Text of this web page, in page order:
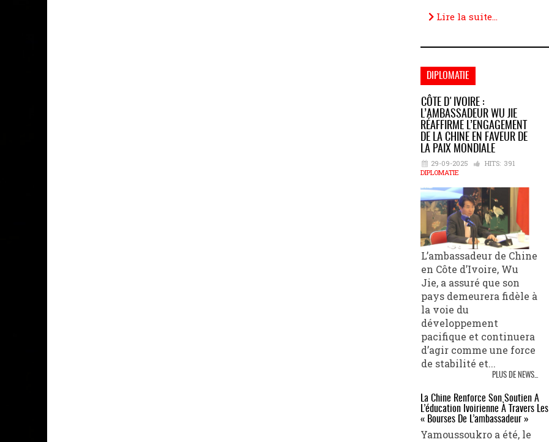
Lire la suite...
DIPLOMATIE
CÔTE D'IVOIRE :
L’AMBASSADEUR WU JIE
RÉAFFIRME L’ENGAGEMENT
DE LA CHINE EN FAVEUR DE
LA PAIX MONDIALE
29-09-2025 HITS: 391
DIPLOMATIE
L’ambassadeur de Chine
en Côte d’Ivoire, Wu
Jie, a assuré que son
pays demeurera fidèle à
la voie du
développement
pacifique et continuera
d’agir comme une force
de stabilité et...
PLUS DE NEWS...
La Chine Renforce Son Soutien À
L’éducation Ivoirienne À Travers Les
« Bourses De L’ambassadeur »
Yamoussoukro a été, le